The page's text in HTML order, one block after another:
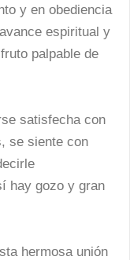
y en obediencia
espiritual y
palpable de
satisfecha con
se siente con
hay gozo y gran
hermosa unión